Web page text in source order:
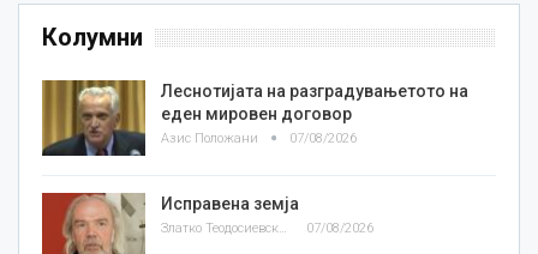
Колумни
Леснотијата на разградувањетото на
еден мировен договор
Азис Положани 07/08/2026
Исправена земја
Златко Теодосиевски 07/08/2026